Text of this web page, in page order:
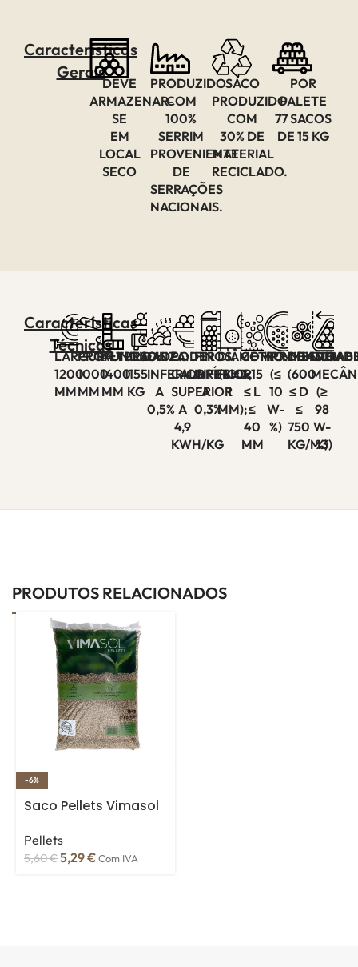
Características
Gerais
DEVE
ARMAZENAR-
SE
EM
LOCAL
SECO
PRODUZIDO
COM
100%
SERRIM
PROVENIENTE
DE
SERRAÇÕES
NACIONAIS.
SACO
PRODUZIDO
COM
30% DE
MATERIAL
RECICLADO.
POR
PALETE
77 SACOS
DE 15 KG
Características
Técnicas
LARGURA:
1200
MM
PROFUNDIDADE:
1000
MM
ALTURA:
1400
MM
PESO:
1155
KG
CINZA:
INFERIOR
A
0,5%
PODER
CALORÍFICO:
SUPERIOR
A
4,9
KWH/KG
FINOS:
INFERIOR
A
0,3%
DIÂMETRO:
(6 ±
1
MM);
COMPRIMENTO:
3,15
≤ L
≤
40
MM
HUMIDADE:
(≤
10
W-
%)
(600
≤ D
≤
750
KG/M3)
(≥
98
W-
%)
PRODUTOS RELACIONADOS
-6%
Saco Pellets Vimasol
Pellets
5,60€5,29€Com IVA